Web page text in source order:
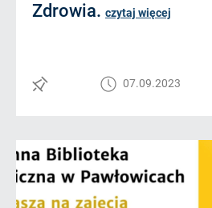
Zdrowia. czytaj więcej
07.09.2023